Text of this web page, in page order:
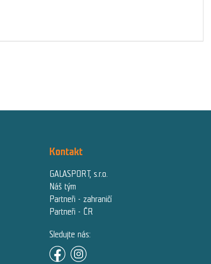
Kontakt
GALASPORT, s.r.o.
Náš tým
Partneři - zahraničí
Partneři - ČR
Sledujte nás: